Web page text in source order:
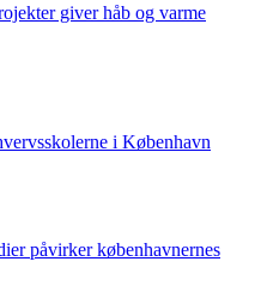
giver håb og varme
i København
påvirker københavnernes